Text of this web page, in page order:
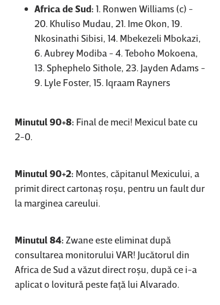
Africa de Sud: 1. Ronwen Williams (c) -
20. Khuliso Mudau, 21. Ime Okon, 19.
Nkosinathi Sibisi, 14. Mbekezeli Mbokazi,
6. Aubrey Modiba - 4. Teboho Mokoena,
13. Sphephelo Sithole, 23. Jayden Adams -
9. Lyle Foster, 15. Iqraam Rayners
Minutul 90+8: Final de meci! Mexicul bate cu
2-0.
Minutul 90+2: Montes, căpitanul Mexicului, a
primit direct cartonaş roşu, pentru un fault dur
la marginea careului.
Minutul 84: Zwane este eliminat după
consultarea monitorului VAR! Jucătorul din
Africa de Sud a văzut direct roşu, după ce i-a
aplicat o lovitură peste faţă lui Alvarado.